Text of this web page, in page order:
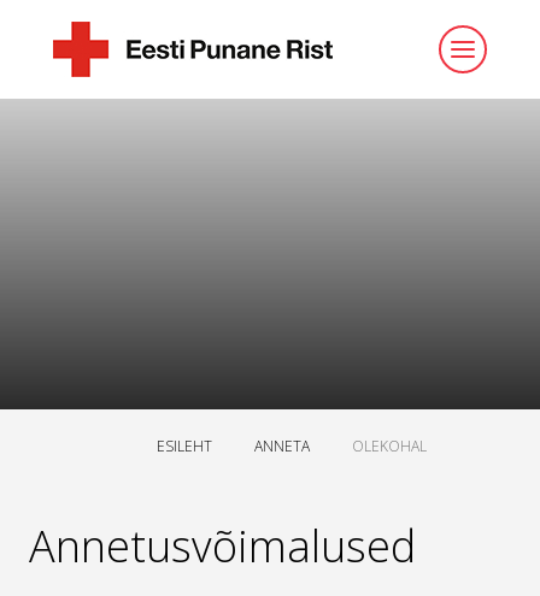
ESILEHT ANNETA OLEKOHAL
Annetusvõimalused